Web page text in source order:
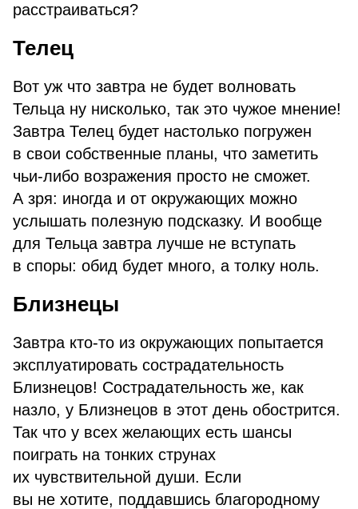
расстраиваться?
Телец
Вот уж что завтра не будет волновать
Тельца ну нисколько, так это чужое мнение!
Завтра Телец будет настолько погружен
в свои собственные планы, что заметить
чьи-либо возражения просто не сможет.
А зря: иногда и от окружающих можно
услышать полезную подсказку. И вообще
для Тельца завтра лучше не вступать
в споры: обид будет много, а толку ноль.
Близнецы
Завтра кто-то из окружающих попытается
эксплуатировать сострадательность
Близнецов! Сострадательность же, как
назло, у Близнецов в этот день обострится.
Так что у всех желающих есть шансы
поиграть на тонких струнах
их чувствительной души. Если
вы не хотите, поддавшись благородному